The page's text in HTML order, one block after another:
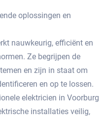
oplossingen en
nauwkeurig, efficiënt en
Ze begrijpen de
en zijn in staat om
en op te lossen.​
elektricien in Voorburg
installaties veilig,